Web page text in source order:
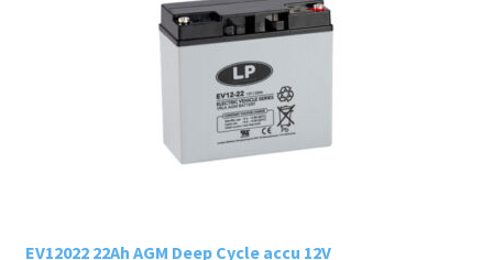
EV12022 22Ah AGM Deep Cycle accu 12V